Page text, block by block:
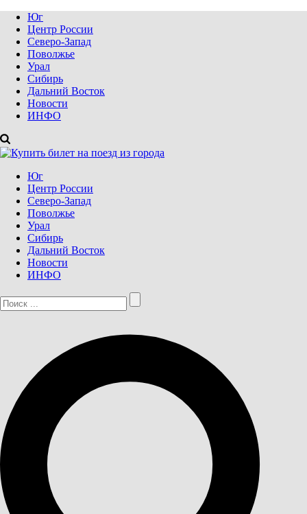
Юг
Центр России
Северо-Запад
Поволжье
Урал
Сибирь
Дальний Восток
Новости
ИНФО
Юг
Центр России
Северо-Запад
Поволжье
Урал
Сибирь
Дальний Восток
Новости
ИНФО